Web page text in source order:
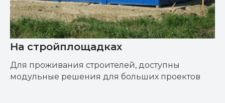
На стройплощадках
Для проживания строителей, доступны
модульные решения для больших проектов